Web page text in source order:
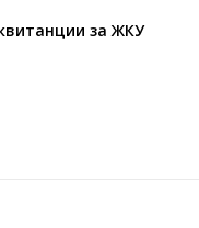
за ЖКУ